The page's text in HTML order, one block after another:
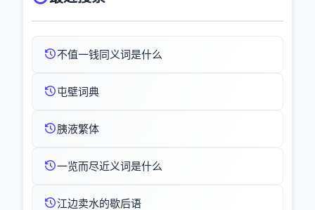
不值一钱同义词是什么
屯壁词典
胰液繁体
一览而尽近义词是什么
江边卖水的歇后语